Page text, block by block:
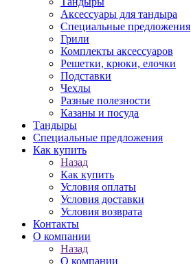
Аксессуары для тандыра
Специальные предложения
Грили
Комплекты аксессуаров
Решетки, крюки, елочки
Подставки
Чехлы
Разные полезности
Казаны и посуда
Тандыры
Специальные предложения
Как купить
Назад
Как купить
Условия оплаты
Условия доставки
Условия возврата
Контакты
О компании
Назад
О компании